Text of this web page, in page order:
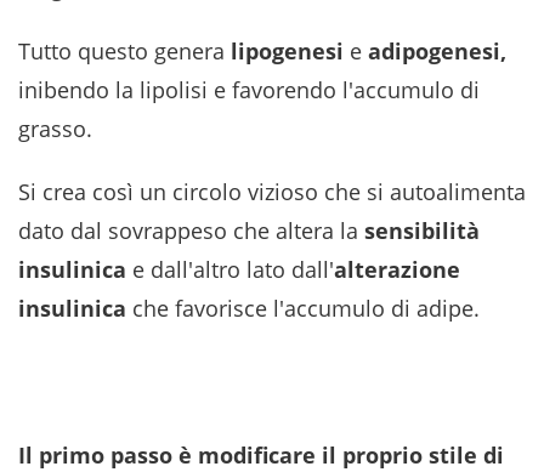
Tutto questo genera lipogenesi e adipogenesi,
inibendo la lipolisi e favorendo l'accumulo di
grasso.
Si crea così un circolo vizioso che si autoalimenta
dato dal sovrappeso che altera la sensibilità
insulinica e dall'altro lato dall'alterazione
insulinica che favorisce l'accumulo di adipe.
Il primo passo è modificare il proprio stile di